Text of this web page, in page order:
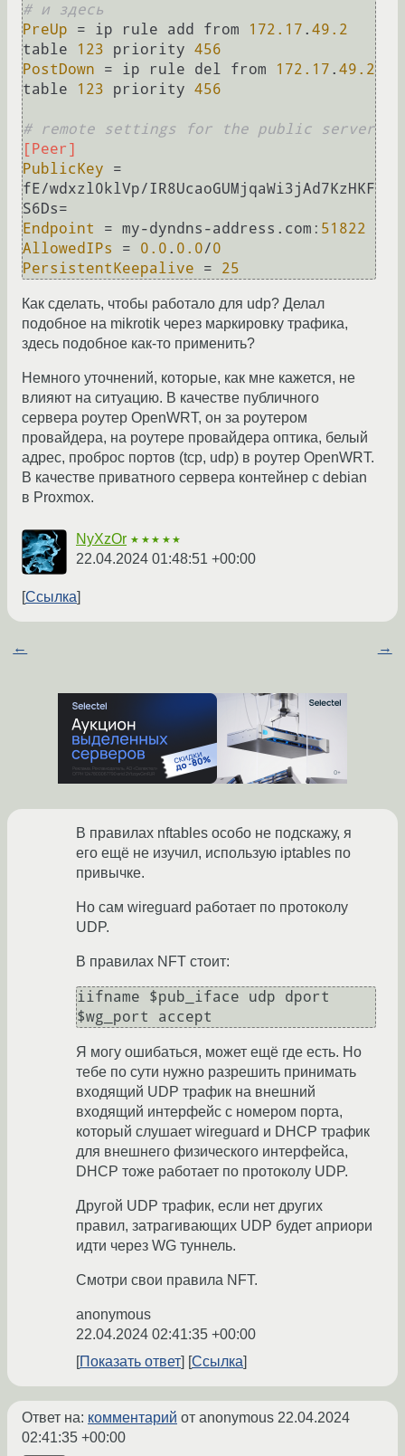
# и здесь
PreUp = ip rule add from 172.17 . 49.2
table
123 priority 456
PostDown = ip rule del from 172.17 . 49.2
table
123 priority 456
# remote settings for the public server
[Peer]
PublicKey =
fE/wdxzl0klVp/IR8UcaoGUMjqaWi3jAd7KzHKF
Endpoint
= my-dyndns-address.com: 51822
AllowedIPs
= 0.0 . 0.0/0
PersistentKeepalive = 25
Как сделать, чтобы работало для udp? Делал
подобное на mikrotik через маркировку трафика,
здесь подобное как-то применить?
Немного уточнений, которые, как мне кажется, не
влияют на ситуацию. В качестве публичного
сервера роутер OpenWRT, он за роутером
провайдера, на роутере провайдера оптика, белый
адрес, проброс портов (tcp, udp) в роутер OpenWRT.
В качестве приватного сервера контейнер c debian
в Proxmox.
NyXzOr ★★★★★
22.04.2024 01:48:51 +00:00
Ссылка
← →
В правилах nftables особо не подскажу, я
его ещё не изучил, использую iptables по
привычке.
Но сам wireguard работает по протоколу
UDP.
В правилах NFT стоит:
iifname $pub_iface udp dport
Я могу ошибаться, может ещё где есть. Но
тебе по сути нужно разрешить принимать
входящий UDP трафик на внешний
входящий интерфейс с номером порта,
который слушает wireguard и DHCP трафик
для внешнего физического интерфейса,
DHCP тоже работает по протоколу UDP.
Другой UDP трафик, если нет других
правил, затрагивающих UDP будет априори
идти через WG туннель.
Смотри свои правила NFT.
anonymous
22.04.2024 02:41:35 +00:00
Показать ответ
Ссылка
Ответ на: комментарий от anonymous 22.04.2024
02:41:35 +00:00